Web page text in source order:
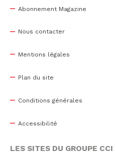
Abonnement Magazine
Nous contacter
Mentions légales
Plan du site
Conditions générales
Accessibilité
LES SITES DU GROUPE